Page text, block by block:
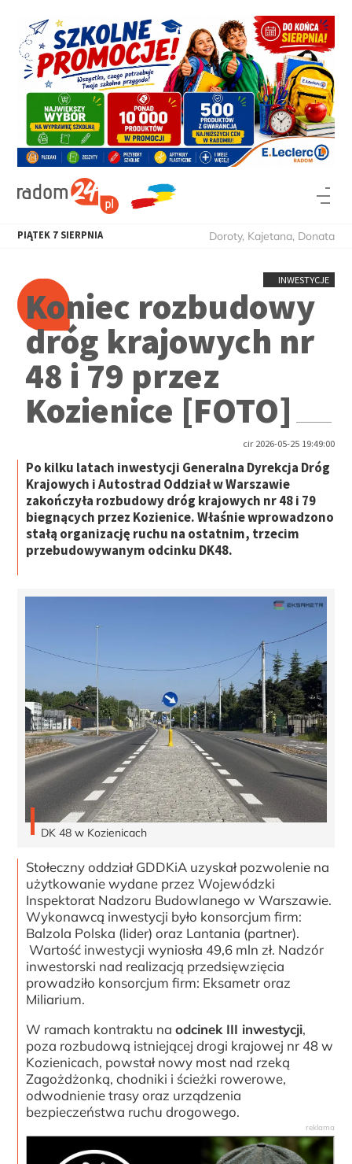
PIĄTEK 7 SIERPNIA Doroty, Kajetana, Donata
INWESTYCJE
Koniec rozbudowy
dróg krajowych nr
48 i 79 przez
Kozienice [FOTO]
cir 2026-05-25 19:49:00
Po kilku latach inwestycji Generalna Dyrekcja Dróg
Krajowych i Autostrad Oddział w Warszawie
zakończyła rozbudowy dróg krajowych nr 48 i 79
biegnących przez Kozienice. Właśnie wprowadzono
stałą organizację ruchu na ostatnim, trzecim
przebudowywanym odcinku DK48.
DK 48 w Kozienicach
Stołeczny oddział GDDKiA uzyskał pozwolenie na
użytkowanie wydane przez Wojewódzki
Inspektorat Nadzoru Budowlanego w Warszawie.
Wykonawcą inwestycji było konsorcjum firm:
Balzola Polska (lider) oraz Lantania (partner).
Wartość inwestycji wyniosła 49,6 mln zł. Nadzór
inwestorski nad realizacją przedsięwzięcia
prowadziło konsorcjum firm: Eksametr oraz
Miliarium.
W ramach kontraktu naodcinek III inwestycji,
poza rozbudową istniejącej drogi krajowej nr 48 w
Kozienicach, powstał nowy most nad rzeką
Zagożdżonką, chodniki i ścieżki rowerowe,
odwodnienie trasy oraz urządzenia
bezpieczeństwa ruchu drogowego.